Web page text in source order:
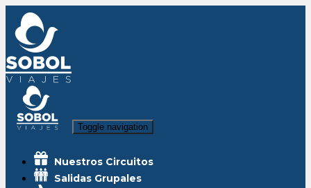
Toggle navigation
Nuestros Circuitos
Salidas Grupales